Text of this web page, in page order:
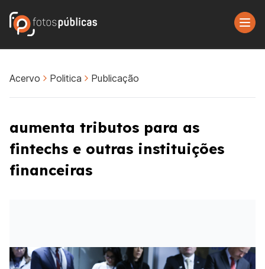
Acervo Politica Publicação
aumenta tributos para as
fintechs e outras instituições
financeiras